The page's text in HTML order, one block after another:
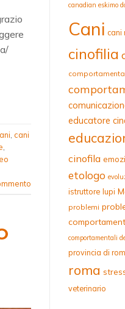
cani
canadian eskimo
Cani cani
cinofilia
educatore
cinofila
etologo
istruttore lupi
problemi
comportamentali
provincia di
roma
veterinario